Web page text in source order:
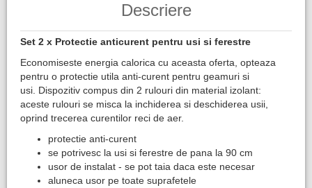
Descriere
Set 2 x Protectie anticurent pentru usi si ferestre
Economiseste energia calorica cu aceasta oferta, opteaza
pentru o protectie utila anti-curent pentru geamuri si
usi. Dispozitiv compus din 2 rulouri din material izolant:
aceste rulouri se misca la inchiderea si deschiderea usii,
oprind trecerea curentilor reci de aer.
protectie anti-curent
se potrivesc la usi si ferestre de pana la 90 cm
usor de instalat - se pot taia daca este necesar
aluneca usor pe toate suprafetele